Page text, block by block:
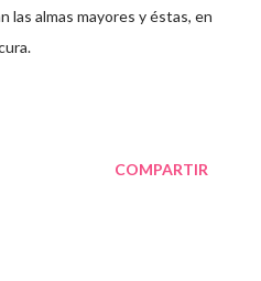
las almas mayores y éstas, en
COMPARTIR